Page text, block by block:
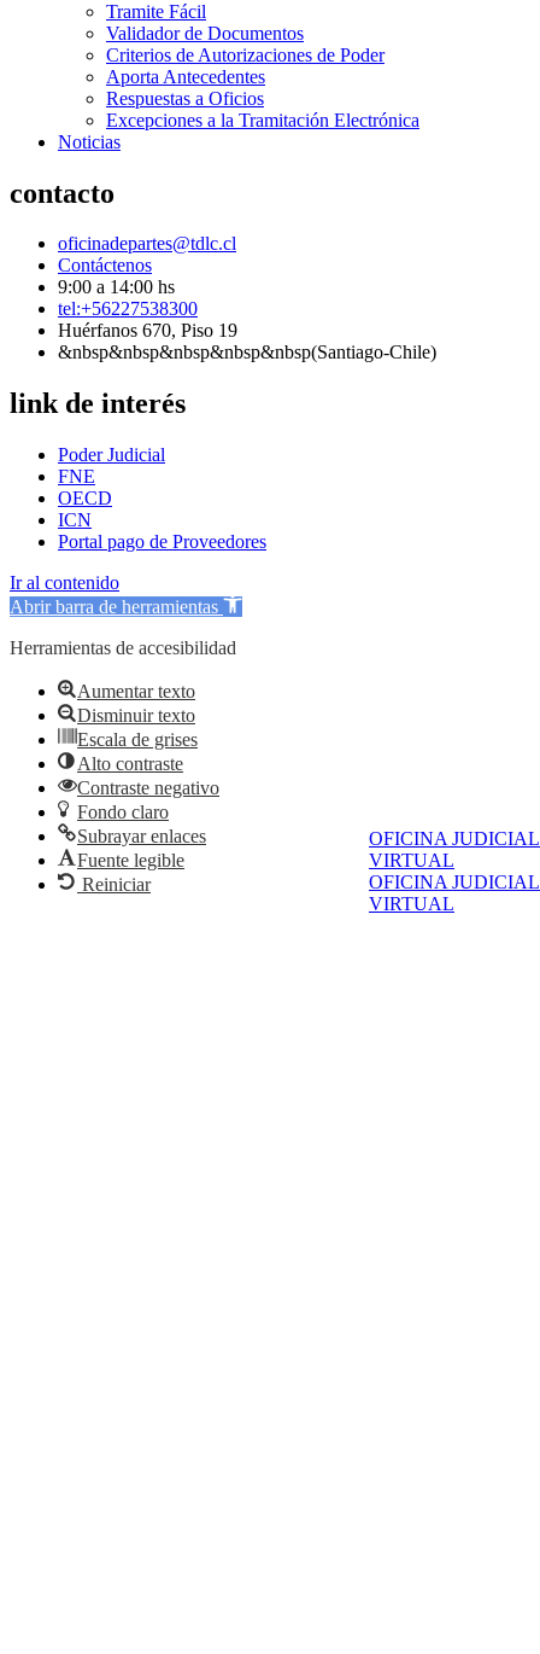
OFICINA JUDICIAL
VIRTUAL
OFICINA JUDICIAL
VIRTUAL
Tramite Fácil
Validador de Documentos
Criterios de Autorizaciones de Poder
Aporta Antecedentes
Respuestas a Oficios
Excepciones a la Tramitación Electrónica
Noticias
contacto
oficinadepartes@tdlc.cl
Contáctenos
9:00 a 14:00 hs
tel:+56227538300
Huérfanos 670, Piso 19
&nbsp&nbsp&nbsp&nbsp&nbsp(Santiago-Chile)
link de interés
Poder Judicial
FNE
OECD
ICN
Portal pago de Proveedores
Ir al contenido
Abrir barra de herramientas
Herramientas de accesibilidad
Aumentar texto
Disminuir texto
Escala de grises
Alto contraste
Contraste negativo
Fondo claro
Subrayar enlaces
Fuente legible
Reiniciar